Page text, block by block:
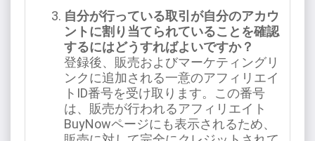
自分が行っている取引が自分のアカウ
ントに割り当てられていることを確認
するにはどうすればよいですか？
登録後、販売およびマーケティングリ
ンクに追加される一意のアフィリエイ
トID番号を受け取ります。この番号
は、販売が行われるアフィリエイト
BuyNowページにも表示されるため、